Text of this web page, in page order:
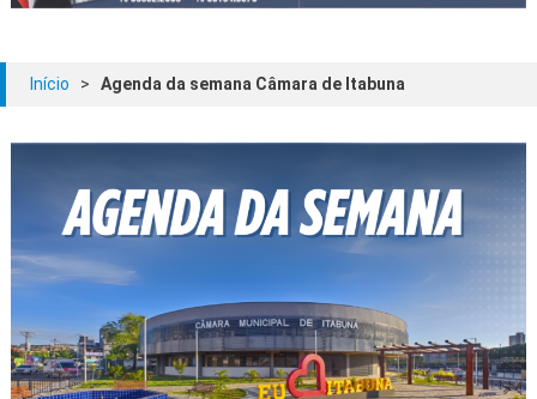
Início > Agenda da semana Câmara de Itabuna